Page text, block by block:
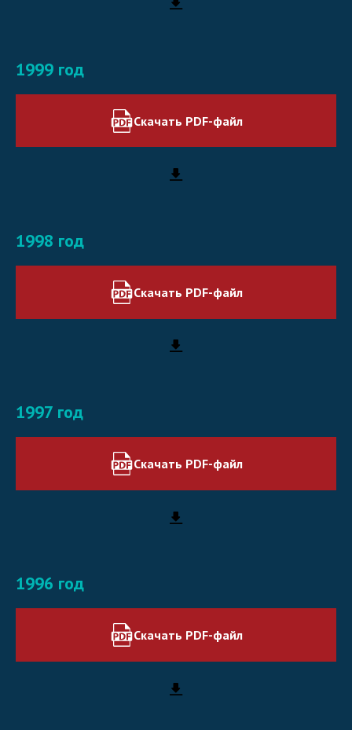
1999 год
Скачать PDF-файл
1998 год
Скачать PDF-файл
1997 год
Скачать PDF-файл
1996 год
Скачать PDF-файл